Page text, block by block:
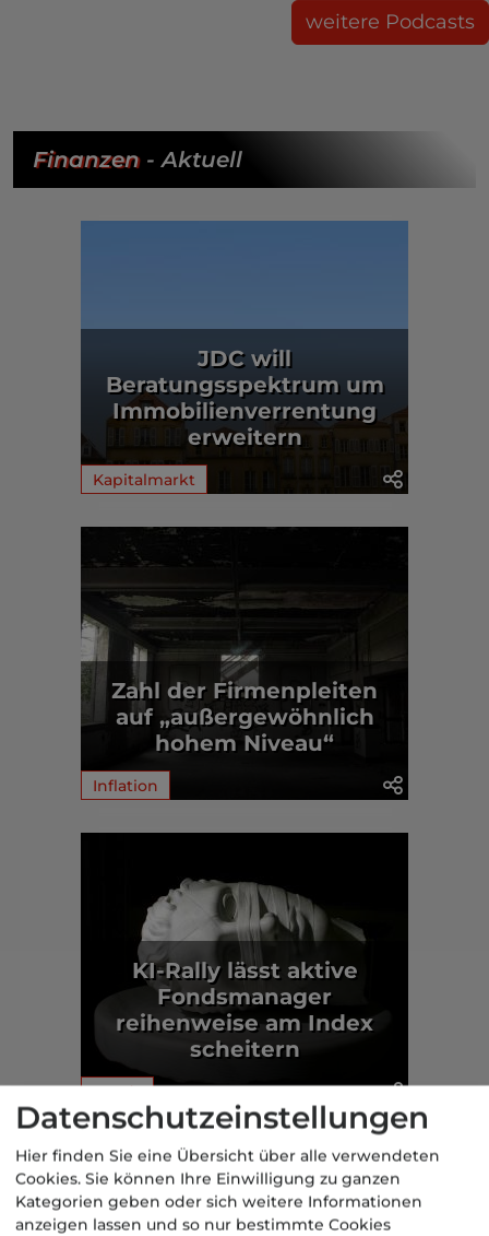
weitere Podcasts
Finanzen- Aktuell
JDC will
Beratungsspektrum um
Immobilienverrentung
erweitern
Kapitalmarkt
Zahl der Firmenpleiten
auf „außergewöhnlich
hohem Niveau“
Inflation
KI-Rally lässt aktive
Fondsmanager
reihenweise am Index
scheitern
Fonds
Aus der dvb-Redaktion
Politik
Datenschutzeinstellungen
Hier finden Sie eine Übersicht über alle verwendeten
Cookies. Sie können Ihre Einwilligung zu ganzen
Kategorien geben oder sich weitere Informationen
anzeigen lassen und so nur bestimmte Cookies